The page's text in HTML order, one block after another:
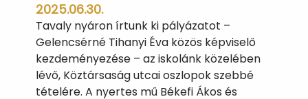
2025.06.30.
Tavaly nyáron írtunk ki pályázatot –
Gelencsérné Tihanyi Éva közös képviselő
kezdeményezése – az iskolánk közelében
lévő, Köztársaság utcai oszlopok szebbé
tételére. A nyertes mű Békefi Ákos és